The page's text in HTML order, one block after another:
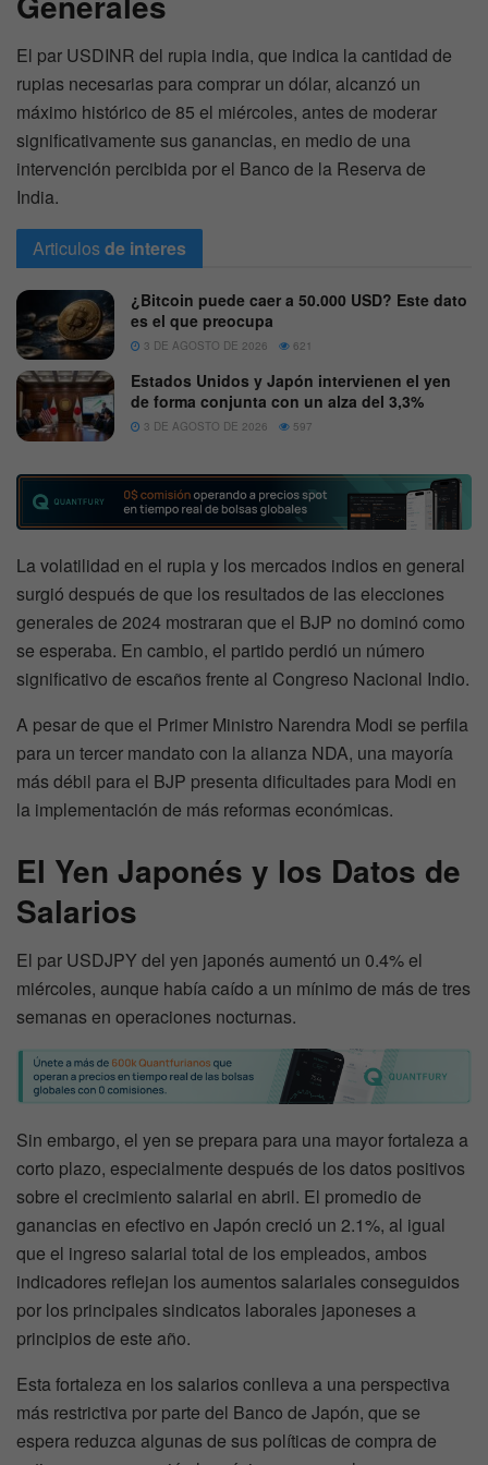
El par USDINR del rupia india, que indica la cantidad de
rupias necesarias para comprar un dólar, alcanzó un
máximo histórico de 85 el miércoles, antes de moderar
significativamente sus ganancias, en medio de una
intervención percibida por el Banco de la Reserva de
India.
Articulosde interes
¿Bitcoin puede caer a 50.000 USD? Este dato
es el que preocupa
3 DE AGOSTO DE 2026 621
Estados Unidos y Japón intervienen el yen
de forma conjunta con un alza del 3,3%
3 DE AGOSTO DE 2026 597
La volatilidad en el rupia y los mercados indios en general
surgió después de que los resultados de las elecciones
generales de 2024 mostraran que el BJP no dominó como
se esperaba. En cambio, el partido perdió un número
significativo de escaños frente al Congreso Nacional Indio.
A pesar de que el Primer Ministro Narendra Modi se perfila
para un tercer mandato con la alianza NDA, una mayoría
más débil para el BJP presenta dificultades para Modi en
la implementación de más reformas económicas.
El Yen Japonés y los Datos de
Salarios
El par USDJPY del yen japonés aumentó un 0.4% el
miércoles, aunque había caído a un mínimo de más de tres
semanas en operaciones nocturnas.
Sin embargo, el yen se prepara para una mayor fortaleza a
corto plazo, especialmente después de los datos positivos
sobre el crecimiento salarial en abril. El promedio de
ganancias en efectivo en Japón creció un 2.1%, al igual
que el ingreso salarial total de los empleados, ambos
indicadores reflejan los aumentos salariales conseguidos
por los principales sindicatos laborales japoneses a
principios de este año.
Esta fortaleza en los salarios conlleva a una perspectiva
más restrictiva por parte del Banco de Japón, que se
espera reduzca algunas de sus políticas de compra de